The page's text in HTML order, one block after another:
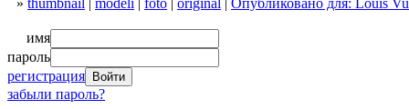
» thumbnail | modeli | foto | original | Опубликовано для: Louis
имя
пароль
регистрация
забыли пароль?